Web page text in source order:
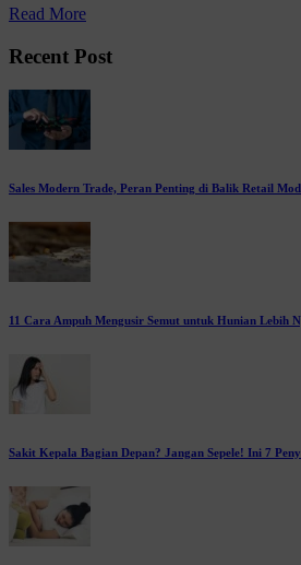
Read More
Recent Post
Sales Modern Trade, Peran Penting di Balik Retail
11 Cara Ampuh Mengusir Semut untuk Hunian Lebih
Sakit Kepala Bagian Depan? Jangan Sepele! Ini 7